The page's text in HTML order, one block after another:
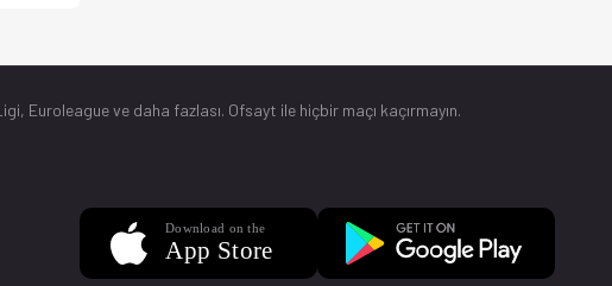
Euroleague ve daha fazlası. Ofsayt ile hiçbir maçı kaçırmayın.